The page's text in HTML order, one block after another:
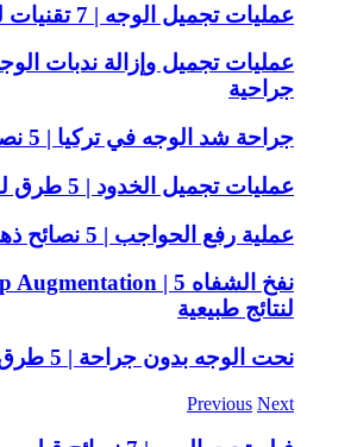
عمليات تجميل الوجه | 7 تقنيات لشد البشرة
جراحية
جراحة شد الوجه في تركيا | 5 نصائح ذهبية للتعافي
عمليات تجميل الخدود | 5 طرق لنتائج مذهلة
عملية رفع الحواجب | 5 نصائح ذهبية قبل الجراحة
لنتائج طبيعية
نحت الوجه بدون جراحة | 5 طرق فعالة
Previous Next